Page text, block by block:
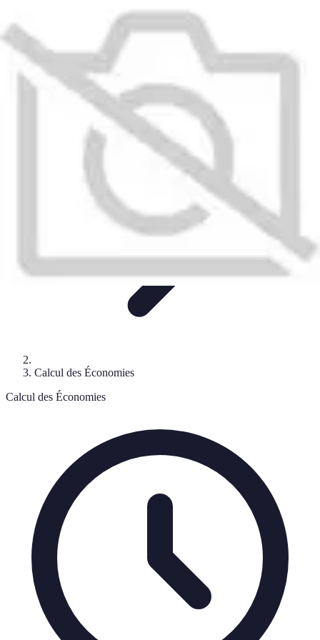
Outils et simulateurs
Calcul de Rachat
optimisation
Astuce et Conseils
Calculez Votre Rachat
Calcul des Économies
Calcul des Économies